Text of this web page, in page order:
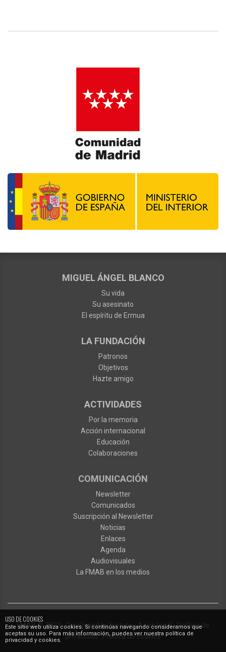
USO DE COOKIES
Este sitio web utiliza cookies. Si continúas navegando consideramos que
aceptas su uso. Para más información, puedes ver nuestra política de
privacidad y cookies.
MIGUEL ÁNGEL BLANCO
Su vida
Su asesinato
El espíritu de Ermua
LA FUNDACIÓN
Patronos
Objetivos
Hazte amigo
ACTIVIDADES
Por la memoria
Acción internacional
Educación
Colaboraciones
COMUNICACIÓN
Newsletter
Comunicados
Suscripción al Newsletter
Noticias
Enlaces
Agenda
Audiovisuales
La FMAB en los medios
FMAB© 2023·Developed byIxotype·Aviso legal·Política de
privacidad·Política de cookies